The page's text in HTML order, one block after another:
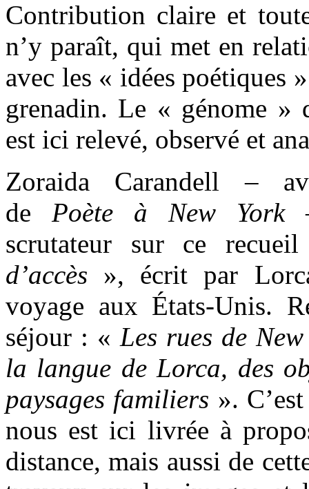
Contribution claire et
n’y paraît, qui met en
avec les « idées poétiques
grenadin. Le « génome »
est ici relevé, observé et
Zoraida Carandell –
de Poète à New York–
scrutateur sur ce
d’accès », écrit par
voyage aux États-Unis.
séjour : « Les rues de
la langue de Lorca, des
paysages familiers ».
nous est ici livrée à
distance, mais aussi de